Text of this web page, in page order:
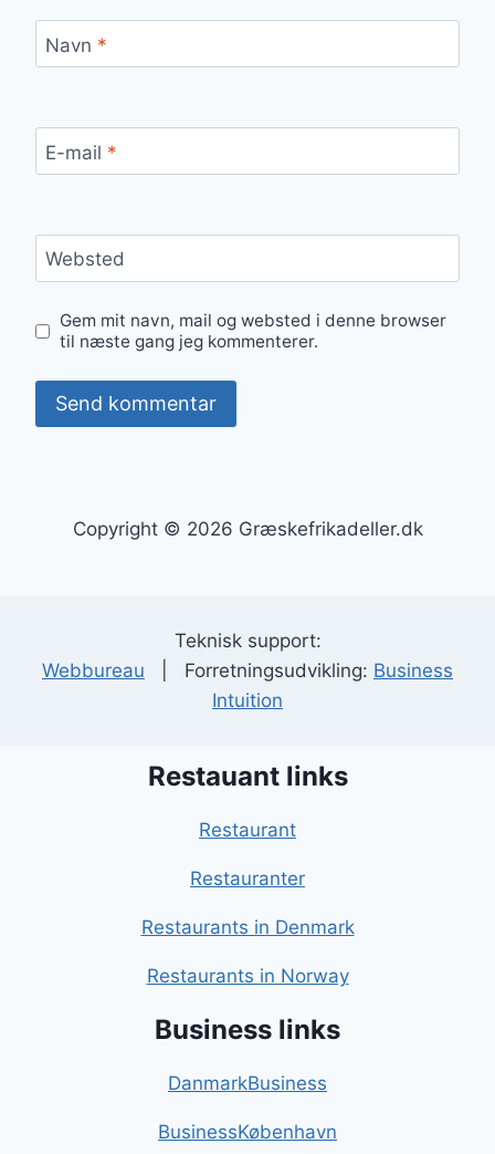
Navn *
E-mail *
Websted
Gem mit navn, mail og websted i denne browser
til næste gang jeg kommenterer.
Copyright © 2026 Græskefrikadeller.dk
Teknisk support:
Webbureau | Forretningsudvikling: Business
Intuition
Restauant links
Restaurant
Restauranter
Restaurants in Denmark
Restaurants in Norway
Business links
DanmarkBusiness
BusinessKøbenhavn